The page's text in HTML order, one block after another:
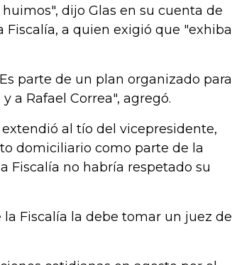
dijo Glas en su cuenta de
a quien exigió que "exhiba
parte de un plan organizado para
a Rafael Correa", agregó.
al tío del vicepresidente,
domiciliario como parte de la
Fiscalía no habría respetado su
Fiscalía la debe tomar un juez de